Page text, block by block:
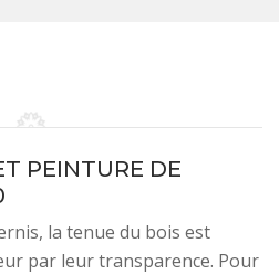
PEINTURE DE
la tenue du bois est
par leur transparence. Pour